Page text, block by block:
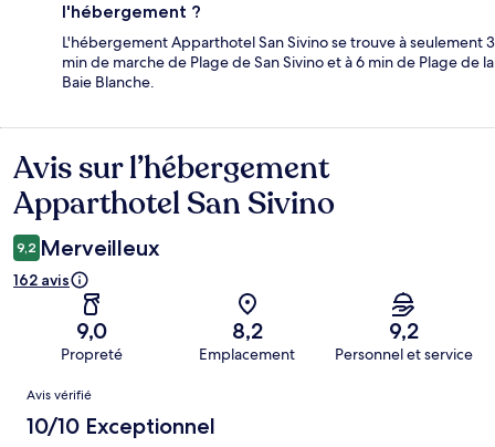
l'hébergement ?
L'hébergement Apparthotel San Sivino se trouve à seulement 3
min de marche de Plage de San Sivino et à 6 min de Plage de la
Baie Blanche.
Avis
Avis sur l’hébergement
Apparthotel San Sivino
9,2 Merveilleux
162 avis
9,0
Propreté
8,2
Emplacement
9,2
Personnel et service
Avis
Avis vérifié
10/10 Exceptionnel